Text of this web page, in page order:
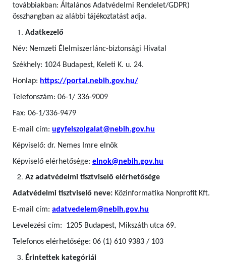
továbbiakban: Általános Adatvédelmi Rendelet/GDPR)
összhangban az alábbi tájékoztatást adja.
Adatkezelő
Név: Nemzeti Élelmiszerlánc-biztonsági Hivatal
Székhely: 1024 Budapest, Keleti K. u. 24.
Honlap: https://portal.nebih.gov.hu/
Telefonszám: 06-1/ 336-9009
Fax: 06-1/336-9479
E-mail cím: ugyfelszolgalat@nebih.gov.hu
Képviselő: dr. Nemes Imre elnök
Képviselő elérhetősége: elnok@nebih.gov.hu
Az adatvédelmi tisztviselő elérhetősége
Adatvédelmi tisztviselő neve: Közinformatika Nonprofit Kft.
E-mail cím: adatvedelem@nebih.gov.hu
Levelezési cím: 1205 Budapest, Mikszáth utca 69.
Telefonos elérhetősége: 06 (1) 610 9383 / 103
Érintettek kategóriái